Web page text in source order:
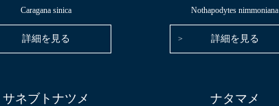
Caragana sinica
詳細を見る
Nothapodytes nimmoniana
詳細を見る
サネブトナツメ ナタマメ